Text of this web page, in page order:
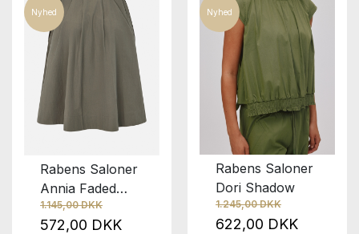
Nyhed
Rabens Saloner
Annia Faded
Black
1.145,00 DKK
572,00 DKK
Nyhed
Rabens Saloner
Dori Shadow
1.245,00 DKK
622,00 DKK